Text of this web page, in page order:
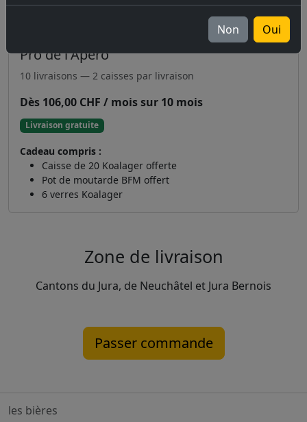
Non Oui
Pro de l'Apéro
10 livraisons — 2 caisses par livraison
Dès 106,00 CHF / mois sur 10 mois
Livraison gratuite
Cadeau compris :
Caisse de 20 Koalager offerte
Pot de moutarde BFM offert
6 verres Koalager
Zone de livraison
Cantons du Jura, de Neuchâtel et Jura Bernois
Passer commande
les bières